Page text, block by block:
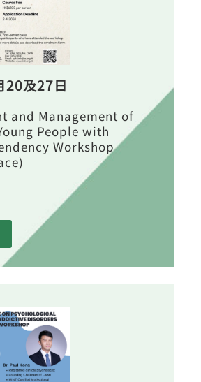
20及27日
and Management of
People with
Workshop